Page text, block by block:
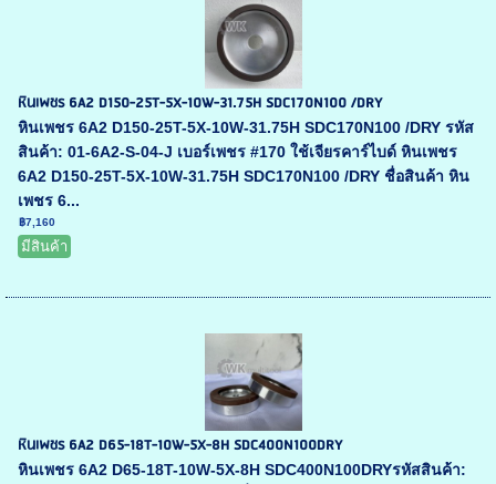
หินเพชร 6A2 D150-25T-5X-10W-31.75H SDC170N100 /DRY
หินเพชร 6A2 D150-25T-5X-10W-31.75H SDC170N100 /DRY รหัส
สินค้า: 01-6A2-S-04-J เบอร์เพชร #170 ใช้เจียรคาร์ไบด์ หินเพชร
6A2 D150-25T-5X-10W-31.75H SDC170N100 /DRY ชื่อสินค้า หิน
เพชร 6...
฿7,160
มีสินค้า
หินเพชร 6A2 D65-18T-10W-5X-8H SDC400N100DRY
หินเพชร 6A2 D65-18T-10W-5X-8H SDC400N100DRYรหัสสินค้า: